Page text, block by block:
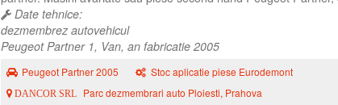
Date tehnice:
dezmembrez autovehicul
Peugeot Partner 1, Van, an fabricatie 2005
Peugeot Partner 2005 Stoc aplicatie piese Eurodemont
DANCOR SRL Parc dezmembrari auto Ploiesti, Prahova